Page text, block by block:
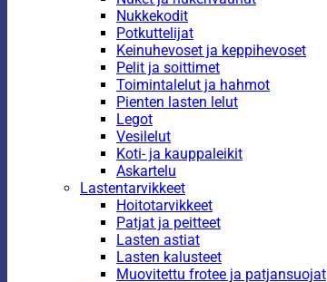
Nukkekodit
Potkuttelijat
Keinuhevoset ja keppihevoset
Pelit ja soittimet
Toimintalelut ja hahmot
Pienten lasten lelut
Legot
Vesilelut
Koti- ja kauppaleikit
Askartelu
Lastentarvikkeet
Hoitotarvikkeet
Patjat ja peitteet
Lasten astiat
Lasten kalusteet
Muovitettu frotee ja patjansuojat